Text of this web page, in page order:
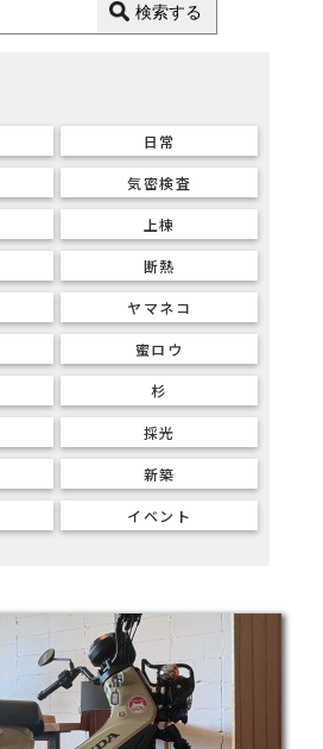
検索する
日常
気密検査
上棟
断熱
ヤマネコ
蜜ロウ
杉
採光
新築
イベント